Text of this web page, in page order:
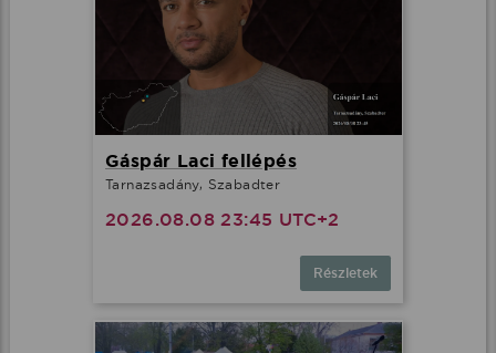
Gáspár Laci fellépés
Tarnazsadány, Szabadter
2026.08.08 23:45 UTC+2
Részletek